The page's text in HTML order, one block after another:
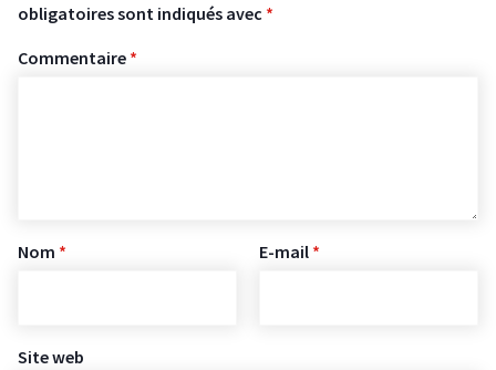
obligatoires sont indiqués avec *
Commentaire *
Nom * E-mail *
Site web